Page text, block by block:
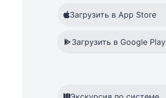
Загрузить в App Store
Загрузить в Google Play